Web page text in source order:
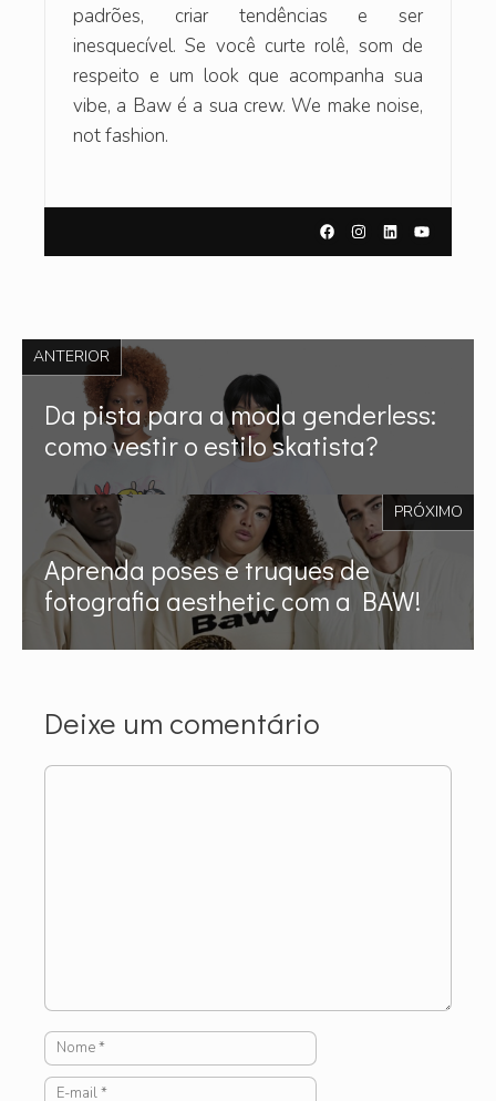
padrões, criar tendências e ser
inesquecível. Se você curte rolê, som de
respeito e um look que acompanha sua
vibe, a Baw é a sua crew. We make noise,
not fashion.
ANTERIOR
Da pista para a moda genderless:
como vestir o estilo skatista?
PRÓXIMO
Aprenda poses e truques de
fotografia aesthetic com a BAW!
Deixe um comentário
Comentário
Nome
E-